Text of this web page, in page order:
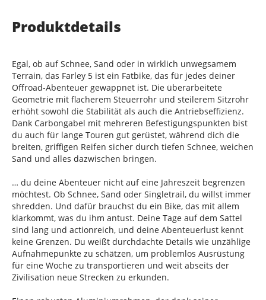
Produktdetails
Egal, ob auf Schnee, Sand oder in wirklich unwegsamem
Terrain, das Farley 5 ist ein Fatbike, das für jedes deiner
Offroad-Abenteuer gewappnet ist. Die überarbeitete
Geometrie mit flacherem Steuerrohr und steilerem Sitzrohr
erhöht sowohl die Stabilität als auch die Antriebseffizienz.
Dank Carbongabel mit mehreren Befestigungspunkten bist
du auch für lange Touren gut gerüstet, während dich die
breiten, griffigen Reifen sicher durch tiefen Schnee, weichen
Sand und alles dazwischen bringen.
… du deine Abenteuer nicht auf eine Jahreszeit begrenzen
möchtest. Ob Schnee, Sand oder Singletrail, du willst immer
shredden. Und dafür brauchst du ein Bike, das mit allem
klarkommt, was du ihm antust. Deine Tage auf dem Sattel
sind lang und actionreich, und deine Abenteuerlust kennt
keine Grenzen. Du weißt durchdachte Details wie unzählige
Aufnahmepunkte zu schätzen, um problemlos Ausrüstung
für eine Woche zu transportieren und weit abseits der
Zivilisation neue Strecken zu erkunden.